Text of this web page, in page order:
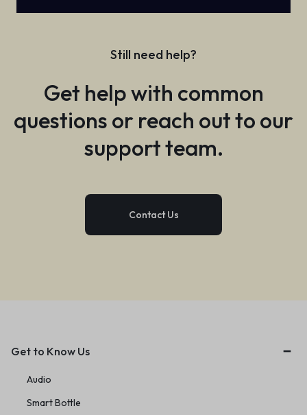
Still need help?
Get help with common
questions or reach out to our
support team.
Contact Us
Get to Know Us
Audio
Smart Bottle